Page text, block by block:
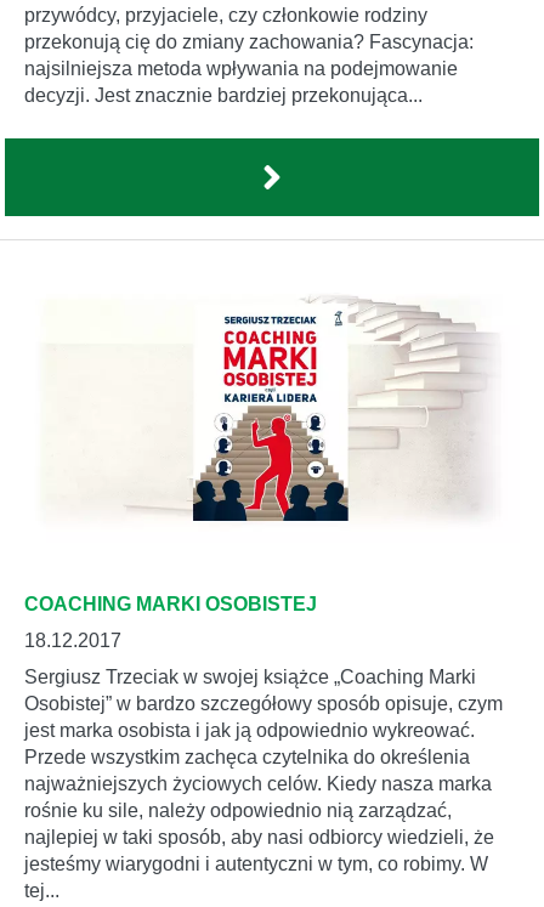
przywódcy, przyjaciele, czy członkowie rodziny
przekonują cię do zmiany zachowania? Fascynacja:
najsilniejsza metoda wpływania na podejmowanie
decyzji. Jest znacznie bardziej przekonująca...
COACHING MARKI OSOBISTEJ
18.12.2017
Sergiusz Trzeciak w swojej książce „Coaching Marki
Osobistej” w bardzo szczegółowy sposób opisuje, czym
jest marka osobista i jak ją odpowiednio wykreować.
Przede wszystkim zachęca czytelnika do określenia
najważniejszych życiowych celów. Kiedy nasza marka
rośnie ku sile, należy odpowiednio nią zarządzać,
najlepiej w taki sposób, aby nasi odbiorcy wiedzieli, że
jesteśmy wiarygodni i autentyczni w tym, co robimy. W
tej...